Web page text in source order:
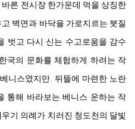
른 전시장 한가운데 먹을 상징한
벽면과 바닥을 가로지르는 붓질
벗고 다시 신는 수고로움을 감수
국의 문화를 체험하게 하려는 작
니스였지만, 뒤뜰에 마련한 노란
통해 바라보는 베니스 운하는 작
기 의례가 치러진 청도천의 달빛